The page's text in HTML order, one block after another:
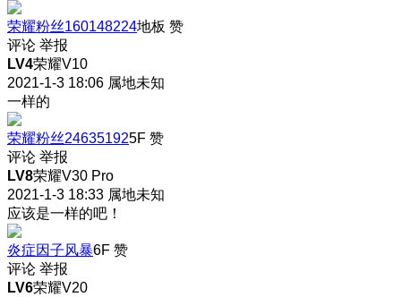
荣耀粉丝160148224地板 赞
评论 举报
LV4荣耀V10
2021-1-3 18:06 属地未知
一样的
荣耀粉丝246351925F 赞
评论 举报
LV8荣耀V30 Pro
2021-1-3 18:33 属地未知
应该是一样的吧！
炎症因子风暴6F 赞
评论 举报
LV6荣耀V20